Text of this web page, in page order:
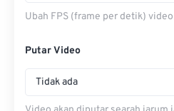
Ubah FPS (frame per detik) video
Putar Video
Tidak ada